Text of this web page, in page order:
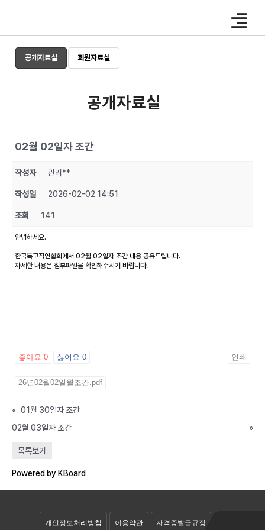
공개자료실 회원자료실
공개자료실
02월 02일자 조간
작성자 관리**
작성일 2026-02-02 14:51
조회 141
안녕하세요.
한국특고직연합회에서 02월 02일자 조간 내용 공유드립니다.
자세한 내용은 첨부파일을 확인해주시기 바랍니다.
좋아요 0 싫어요 0 인쇄
26년02월02일월조간.pdf
« 01월 30일자 조간
02월 03일자 조간
»
목록보기
Powered by KBoard
개인정보처리방침 이용약관 자격증발급규정